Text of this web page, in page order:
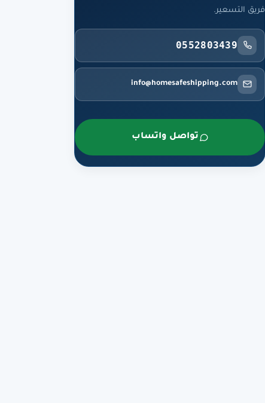
فريق التسعير.
0552803439
info@homesafeshipping.com
تواصل واتساب